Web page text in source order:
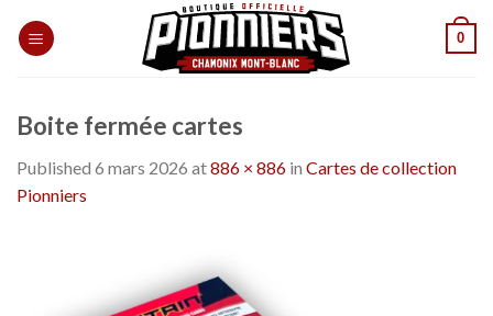
0
Boite fermée cartes
Published 6 mars 2026 at886 × 886 in Cartes de collection
Pionniers